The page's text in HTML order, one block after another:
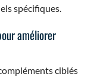
spécifiques.
améliorer
ciblés